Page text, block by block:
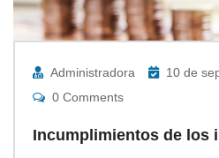
Administradora
10 de
0 Comments
Incumplimientos de los